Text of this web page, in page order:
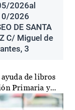
2026al
2026
DE SANTA
C/ Miguel de
3
de libros
Primaria y...